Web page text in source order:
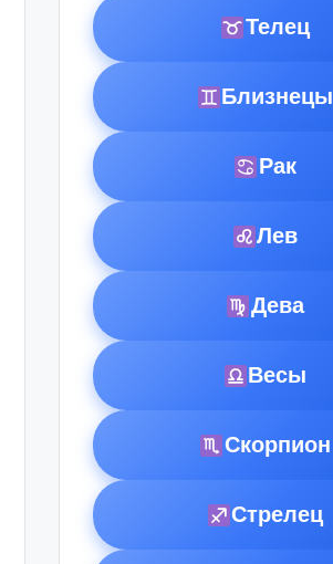
Телец
Близнецы
Рак
Лев
Дева
Весы
Скорпион
Стрелец